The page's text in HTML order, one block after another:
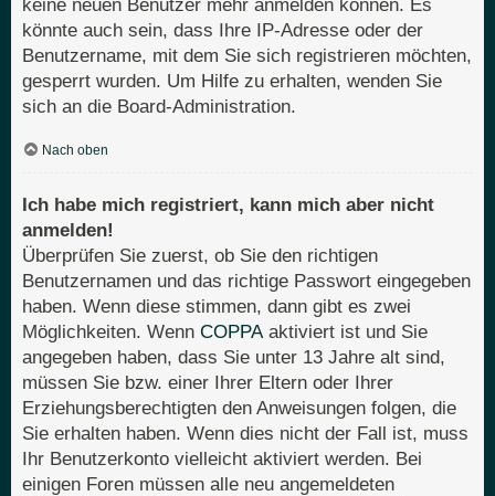
keine neuen Benutzer mehr anmelden können. Es
könnte auch sein, dass Ihre IP-Adresse oder der
Benutzername, mit dem Sie sich registrieren möchten,
gesperrt wurden. Um Hilfe zu erhalten, wenden Sie
sich an die Board-Administration.
Nach oben
Ich habe mich registriert, kann mich aber nicht
anmelden!
Überprüfen Sie zuerst, ob Sie den richtigen
Benutzernamen und das richtige Passwort eingegeben
haben. Wenn diese stimmen, dann gibt es zwei
Möglichkeiten. Wenn COPPAaktiviert ist und Sie
angegeben haben, dass Sie unter 13 Jahre alt sind,
müssen Sie bzw. einer Ihrer Eltern oder Ihrer
Erziehungsberechtigten den Anweisungen folgen, die
Sie erhalten haben. Wenn dies nicht der Fall ist, muss
Ihr Benutzerkonto vielleicht aktiviert werden. Bei
einigen Foren müssen alle neu angemeldeten